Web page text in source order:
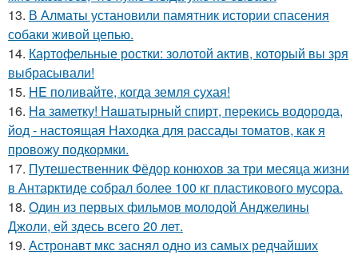
13. В Алматы установили памятник истории спасения
собаки живой цепью.
14. Картофельные ростки: золотой актив, который вы зря
выбрасывали!
15. HE поливайте, когда земля сухая!
16. Ha зaметку! Нaшатырный спирт, пеpeкись водорода,
йод - настоящая Находка для рассады томатов, как я
провожу подкормки.
17. Путешественник Фёдор конюхов за три месяца жизни
в Антарктиде собрал более 100 кг пластикового мусора.
18. Один из первых фильмов молодой Анджелины
Джоли, ей здесь всего 20 лет.
19. Астронавт мкс заснял одно из самых редчайших